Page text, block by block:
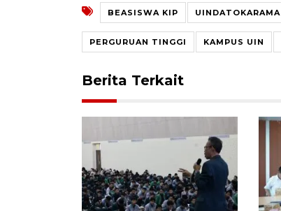
BEASISWA KIP UINDATOKARAMA
PERGURUAN TINGGI KAMPUS UIN
Berita Terkait